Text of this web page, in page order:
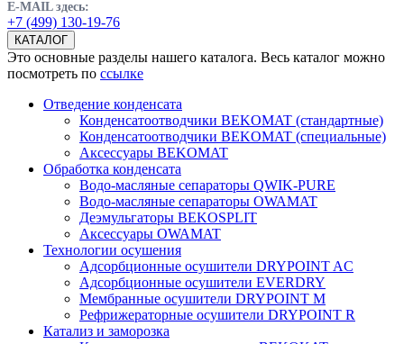
E-MAIL здесь:
+7 (499) 130-19-76
КАТАЛОГ
Это основные разделы нашего каталога. Весь каталог можно
посмотреть по ссылке
Отведение конденсата
Конденсатоотводчики BEKOMAT (стандартные)
Конденсатоотводчики BEKOMAT (специальные)
Аксессуары BEKOMAT
Обработка конденсата
Водо-масляные сепараторы QWIK-PURE
Водо-масляные сепараторы OWAMAT
Деэмульгаторы BEKOSPLIT
Аксессуары OWAMAT
Технологии осушения
Адсорбционные осушители DRYPOINT AC
Адсорбционные осушители EVERDRY
Мембранные осушители DRYPOINT M
Рефрижераторные осушители DRYPOINT R
Катализ и заморозка